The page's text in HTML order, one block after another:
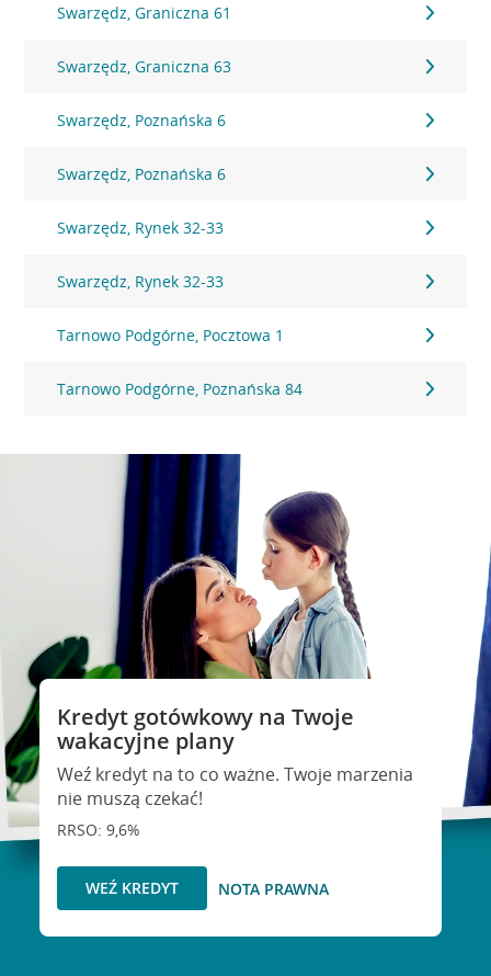
Swarzędz, Graniczna 61
Swarzędz, Graniczna 63
Swarzędz, Poznańska 6
Swarzędz, Poznańska 6
Swarzędz, Rynek 32-33
Swarzędz, Rynek 32-33
Tarnowo Podgórne, Pocztowa 1
Tarnowo Podgórne, Poznańska 84
Kredyt gotówkowy na Twoje
wakacyjne plany
Weź kredyt na to co ważne. Twoje marzenia
nie muszą czekać!
RRSO: 9,6%
WEŹ KREDYT NOTA PRAWNA